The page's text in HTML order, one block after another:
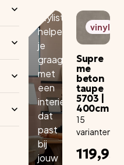
stylisten
helpen
je
graag
met
een
interieuradvies
dat
past
bij
jouw
vinyl
Supre
me
beton
taupe
5703 |
400cm
15
varianten
119,95